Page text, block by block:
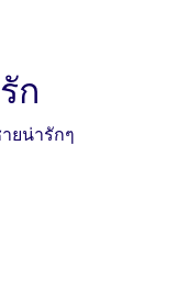
ก
ยน่ารักๆ